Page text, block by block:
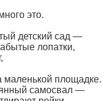
это.
детский сад —
лопатки,
маленькой площадке.
самосвал —